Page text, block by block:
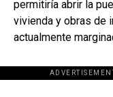
permitiría abrir la
vivienda y obras de
actualmente